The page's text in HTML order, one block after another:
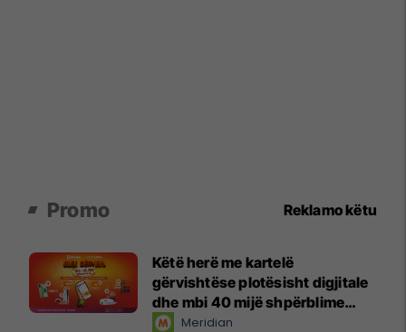
Promo Reklamo këtu
Këtë herë me kartelë
gërvishtëse plotësisht digjitale
dhe mbi 40 mijë shpërblime
instant!Meridian